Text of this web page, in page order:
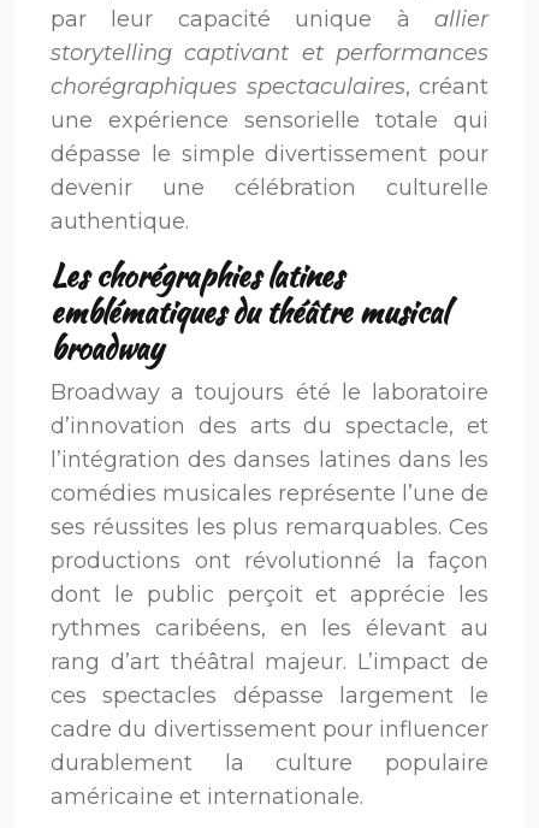
par leur capacité unique à allier
storytelling captivant et performances
chorégraphiques spectaculaires, créant
une expérience sensorielle totale qui
dépasse le simple divertissement pour
devenir une célébration culturelle
authentique.
Les chorégraphies latines
emblématiques du théâtre musical
broadway
Broadway a toujours été le laboratoire
d’innovation des arts du spectacle, et
l’intégration des danses latines dans les
comédies musicales représente l’une de
ses réussites les plus remarquables. Ces
productions ont révolutionné la façon
dont le public perçoit et apprécie les
rythmes caribéens, en les élevant au
rang d’art théâtral majeur. L’impact de
ces spectacles dépasse largement le
cadre du divertissement pour influencer
durablement la culture populaire
américaine et internationale.